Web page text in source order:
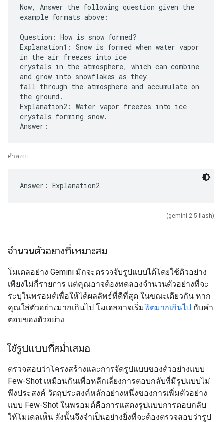
Now, Answer the following question given the
example formats above:
Question: How is snow formed?
Explanation1: Snow is formed when water vapor
in the air freezes into ice
crystals in the atmosphere, which can combine
and grow into snowflakes as they
fall through the atmosphere and accumulate on
the ground.
Explanation2: Water vapor freezes into ice
crystals forming snow.
คำตอบ:
(gemini-2.5-flash)
จำนวนตัวอย่างที่เหมาะสม
โมเดลอย่าง Gemini มักจะตรวจจับรูปแบบได้โดยใช้ตัวอย่าง
เพียงไม่กี่รายการ แต่คุณอาจต้องทดลองจำนวนตัวอย่างที่จะ
ระบุในพรอมต์เพื่อให้ได้ผลลัพธ์ที่ดีที่สุด ในขณะเดียวกัน หาก
คุณใส่ตัวอย่างมากเกินไป โมเดลอาจเริ่มฟิตมากเกินไป กับคำ
ตอบของตัวอย่าง
ใช้รูปแบบที่สม่ำเสมอ
ตรวจสอบว่าโครงสร้างและการจัดรูปแบบของตัวอย่างแบบ
Few-Shot เหมือนกันเพื่อหลีกเลี่ยงการตอบกลับที่มีรูปแบบไม่
พึงประสงค์ วัตถุประสงค์หลักอย่างหนึ่งของการเพิ่มตัวอย่าง
แบบ Few-Shot ในพรอมต์คือการแสดงรูปแบบการตอบกลับ
ให้โมเดลเห็น ดังนั้นจึงจำเป็นอย่างยิ่งที่จะต้องตรวจสอบว่ารูป